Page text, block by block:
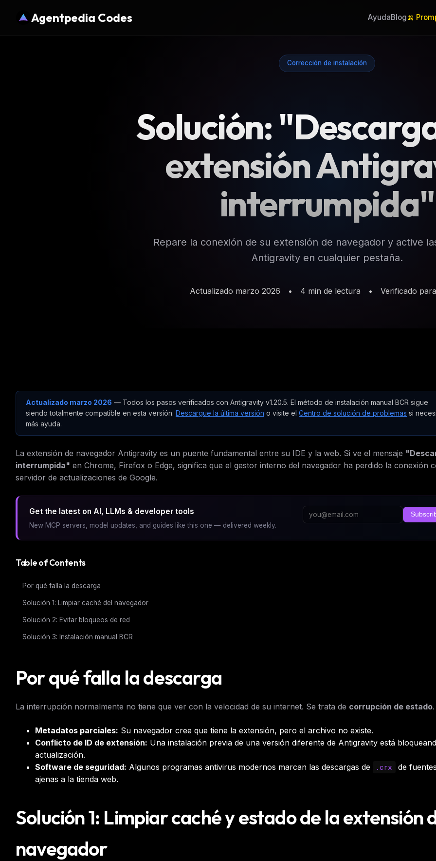
Agentpedia Codes AyudaBlog🍌
Corrección de instalación
Solución:
extensión
interrumpida"
Repare la conexión de su extensión de navegador y active
Antigravity en cualquier pestaña.
Actualizado marzo 2026 • 4 min de lectura • Verificado
Actualizado marzo 2026 — Todos los pasos verificados con Antigravity v1.20.5. El método de instalación manual BCR sigue
siendo totalmente compatible en esta versión. Descargue la última versión o visite el Centro de solución de problemas si
más ayuda.
La extensión de navegador Antigravity es un puente fundamental entre su IDE y la web. Si ve el mensaje
interrumpida" en Chrome, Firefox o Edge, significa que el gestor interno del navegador ha perdido la conexión
servidor de actualizaciones de Google.
Get the latest on AI, LLMs & developer tools
New MCP servers, model updates, and guides like this one — delivered weekly.
Table of Contents
Por qué falla la descarga
Solución 1: Limpiar caché del navegador
Solución 2: Evitar bloqueos de red
Solución 3: Instalación manual BCR
Por qué falla la descarga
La interrupción normalmente no tiene que ver con la velocidad de su internet. Se trata de corrupción de estado.
Metadatos parciales: Su navegador cree que tiene la extensión, pero el archivo no existe.
Conflicto de ID de extensión: Una instalación previa de una versión diferente de Antigravity está
actualización.
Software de seguridad: Algunos programas antivirus modernos marcan las descargas de .crx
de
ajenas a la tienda web.
Solución 1: Limpiar caché y estado de la extensión
navegador